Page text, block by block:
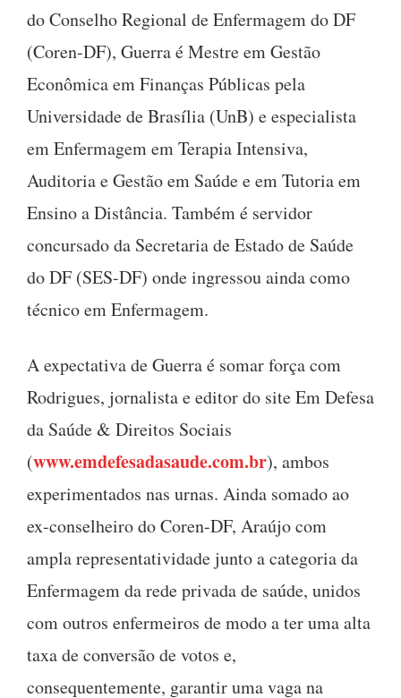
do Conselho Regional de Enfermagem do DF
(Coren-DF), Guerra é Mestre em Gestão
Econômica em Finanças Públicas pela
Universidade de Brasília (UnB) e especialista
em Enfermagem em Terapia Intensiva,
Auditoria e Gestão em Saúde e em Tutoria em
Ensino a Distância. Também é servidor
concursado da Secretaria de Estado de Saúde
do DF (SES-DF) onde ingressou ainda como
técnico em Enfermagem.
A expectativa de Guerra é somar força com
Rodrigues, jornalista e editor do site Em Defesa
da Saúde & Direitos Sociais
(www.emdefesadasaude.com.br), ambos
experimentados nas urnas. Ainda somado ao
ex-conselheiro do Coren-DF, Araújo com
ampla representatividade junto a categoria da
Enfermagem da rede privada de saúde, unidos
com outros enfermeiros de modo a ter uma alta
taxa de conversão de votos e,
consequentemente, garantir uma vaga na